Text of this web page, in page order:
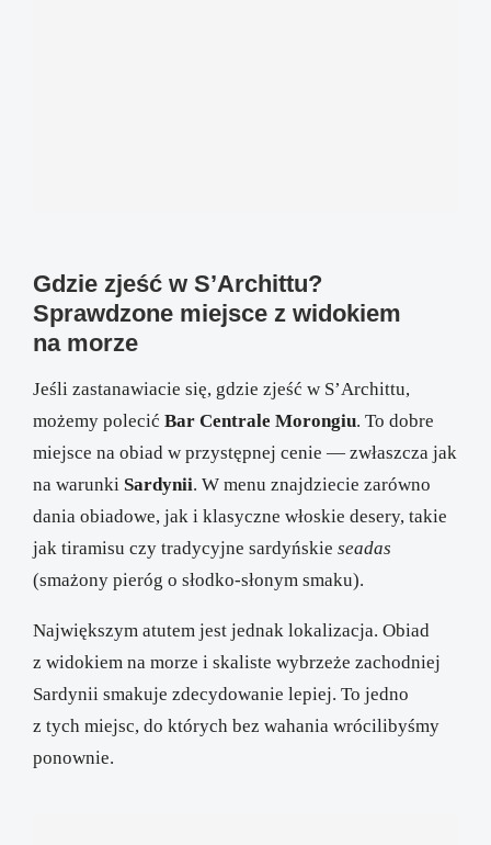
Gdzie zjeść w S’Archittu?
Sprawdzone miejsce z widokiem
na morze
Jeśli zastanawiacie się, gdzie zjeść w S’Archittu,
możemy polecić Bar Centrale Morongiu. To dobre
miejsce na obiad w przystępnej cenie — zwłaszcza jak
na warunki Sardynii. W menu znajdziecie zarówno
dania obiadowe, jak i klasyczne włoskie desery, takie
jak tiramisu czy tradycyjne sardyńskie seadas
(smażony pieróg o słodko-słonym smaku).
Największym atutem jest jednak lokalizacja. Obiad
z widokiem na morze i skaliste wybrzeże zachodniej
Sardynii smakuje zdecydowanie lepiej. To jedno
z tych miejsc, do których bez wahania wrócilibyśmy
ponownie.